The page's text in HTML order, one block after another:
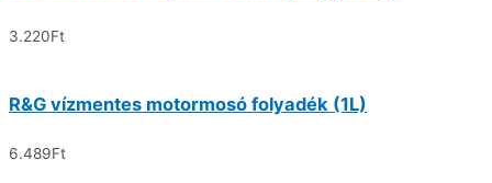
3.220Ft
R&G vízmentes motormosó folyadék (1L)
6.489Ft